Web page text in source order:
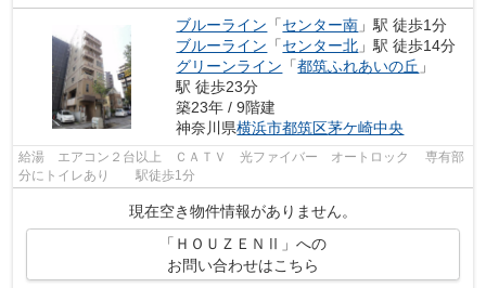
ブルーライン 「センター南 」駅 徒歩1分
ブルーライン 「センター北 」駅 徒歩14分
グリーンライン 「都筑ふれあいの丘 」
駅 徒歩23分
築23年 / 9階建
神奈川県横浜市都筑区茅ケ崎中央
給湯 エアコン２台以上 ＣＡＴＶ 光ファイバー オートロック 専有部
分にトイレあり 駅徒歩1分
現在空き物件情報がありません。
「ＨＯＵＺＥＮⅡ」への
お問い合わせはこちら